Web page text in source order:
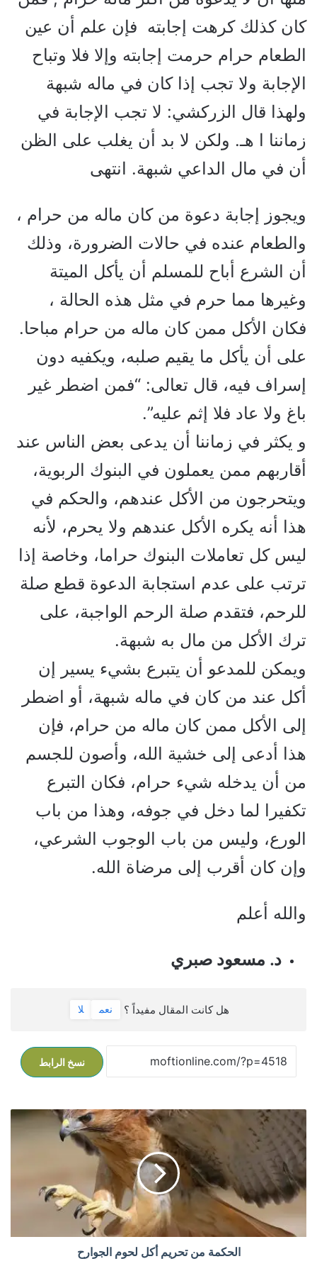
كان كذلك كرهت إجابته فإن علم أن عين
الطعام حرام حرمت إجابته وإلا فلا وتباح
الإجابة ولا تجب إذا كان في ماله شبهة
ولهذا قال الزركشي: لا تجب الإجابة في
زماننا ا هـ. ولكن لا بد أن يغلب على الظن
أن في مال الداعي شبهة. انتهى
ويجوز إجابة دعوة من كان ماله من حرام ،
والطعام عنده في حالات الضرورة، وذلك
أن الشرع أباح للمسلم أن يأكل الميتة
وغيرها مما حرم في مثل هذه الحالة ،
فكان الأكل ممن كان ماله من حرام مباحا.
على أن يأكل ما يقيم صلبه، ويكفيه دون
إسراف فيه، قال تعالى: “فمن اضطر غير
باغ ولا عاد فلا إثم عليه”.
و يكثر في زماننا أن يدعى بعض الناس عند
أقاربهم ممن يعملون في البنوك الربوية،
ويتحرجون من الأكل عندهم، والحكم في
هذا أنه يكره الأكل عندهم ولا يحرم، لأنه
ليس كل تعاملات البنوك حراما، وخاصة إذا
ترتب على عدم استجابة الدعوة قطع صلة
للرحم، فتقدم صلة الرحم الواجبة، على
ترك الأكل من مال به شبهة.
ويمكن للمدعو أن يتبرع بشيء يسير إن
أكل عند من كان في ماله شبهة، أو اضطر
إلى الأكل ممن كان ماله من حرام، فإن
هذا أدعى إلى خشية الله، وأصون للجسم
من أن يدخله شيء حرام، فكان التبرع
تكفيرا لما دخل في جوفه، وهذا من باب
الورع، وليس من باب الوجوب الشرعي،
وإن كان أقرب إلى مرضاة الله.
والله أعلم
د. مسعود صبري
هل كانت المقال مفيداً ؟ نعم لا
نسخ الرابط
ا
ل
ح
ك
م
ة
ن
ت
الحكمة من تحريم أكل لحوم الجوارح